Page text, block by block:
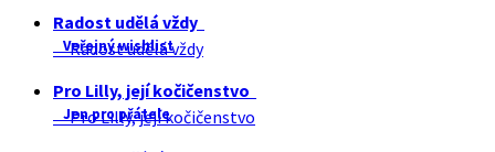
Radost udělá vždy
Veřejný wishlist
Radost udělá vždy
Pro Lilly, její kočičenstvo
Jen pro přátele
Pro Lilly, její kočičenstvo